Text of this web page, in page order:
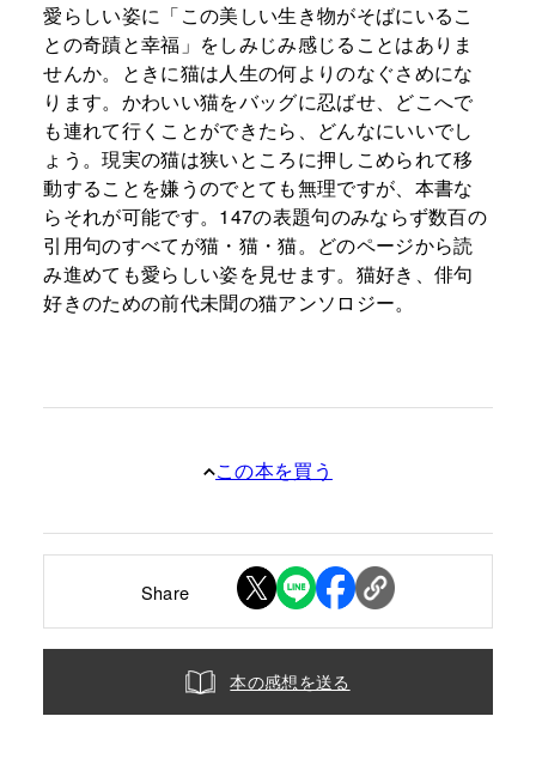
愛らしい姿に「この美しい生き物がそばにいるこ
との奇蹟と幸福」をしみじみ感じることはありま
せんか。ときに猫は人生の何よりのなぐさめにな
ります。かわいい猫をバッグに忍ばせ、どこへで
も連れて行くことができたら、どんなにいいでし
ょう。現実の猫は狭いところに押しこめられて移
動することを嫌うのでとても無理ですが、本書な
らそれが可能です。147の表題句のみならず数百の
引用句のすべてが猫・猫・猫。どのページから読
み進めても愛らしい姿を見せます。猫好き、俳句
好きのための前代未聞の猫アンソロジー。
この本を買う
Share
本の感想を送る